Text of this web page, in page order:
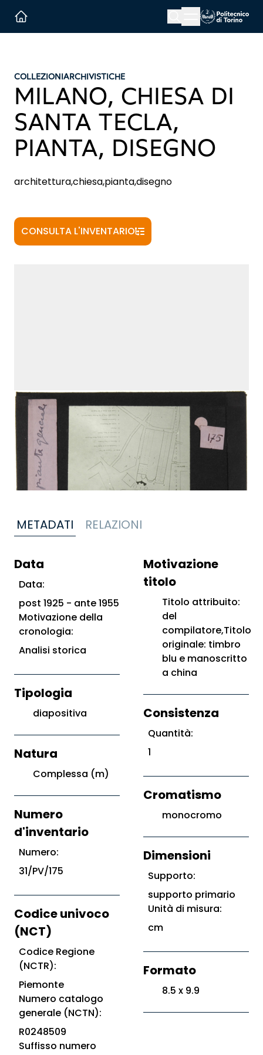
Menu button
COLLEZIONIARCHIVISTICHE
MILANO, CHIESA DI
SANTA TECLA,
PIANTA, DISEGNO
architettura,chiesa,pianta,disegno
CONSULTA L'INVENTARIO
METADATI RELAZIONI
Data
Data:
post 1925 - ante 1955
Motivazione della
cronologia:
Analisi storica
Tipologia
diapositiva
Natura
Complessa (m)
Numero
d'inventario
Numero:
31/PV/175
Codice univoco
(NCT)
Codice Regione
(NCTR):
Piemonte
Numero catalogo
generale (NCTN):
R0248509
Suffisso numero
Motivazione
titolo
Titolo attribuito:
del
compilatore,Titolo
originale: timbro
blu e manoscritto
a china
Consistenza
Quantità:
1
Cromatismo
monocromo
Dimensioni
Supporto:
supporto primario
Unità di misura:
cm
Formato
8.5 x 9.9